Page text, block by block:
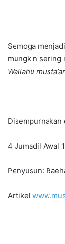
Semoga
mungkin sering
Wallahu
Disempurnakan
4 Jumadil Awal
Penyusun:
Artikel